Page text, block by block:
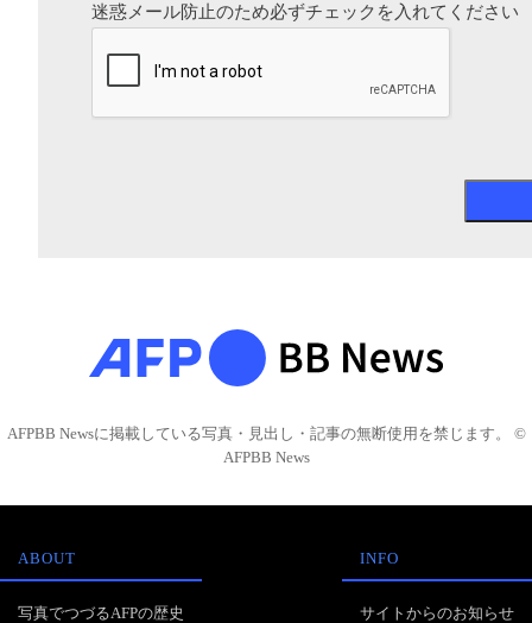
迷惑メール防止のため必ずチェックを入れてください
AFPBB Newsに掲載している写真・見出し・記事の無断使用を禁じます。 ©
AFPBB News
ABOUT
写真でつづるAFPの歴史
INFO
サイトからのお知らせ